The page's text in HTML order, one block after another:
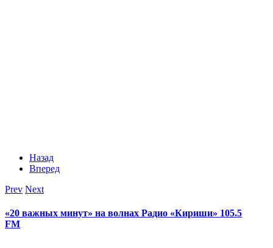
Назад
Вперед
Prev Next
«20 важных минут» на волнах Радио «Кириши» 105.5
FM